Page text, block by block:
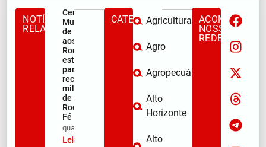
NOTÍCIAS
RELACIONADAS
Centro
Municipal
de Apoio
aos
Romeiros
está pronto
para
receber
milhares
de fiéis na
Rodovia da
Fé
qua/08/2026
Leia mais »
CATEGORIASAgricultura
Agro
Agropecuária
Alto
Horizonte
Alto
ACOMPANHE
NOSSAS
REDES